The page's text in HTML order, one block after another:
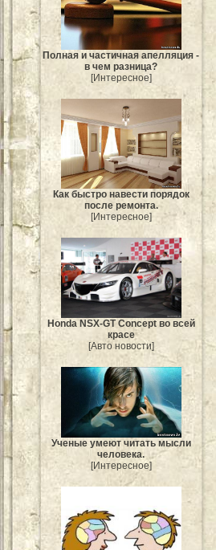
Полная и частичная апелляция -
в чем разница?
[Интересное]
Как быстро навести порядок
после ремонта.
[Интересное]
Honda NSX-GT Concept во всей
красе
[Авто новости]
Ученые умеют читать мысли
человека.
[Интересное]